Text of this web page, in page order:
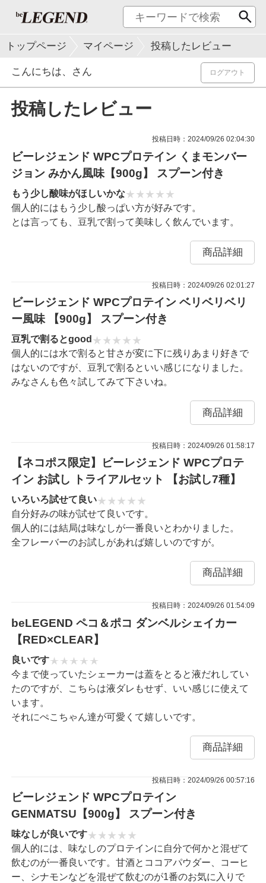
トップページ マイページ 投稿したレビュー
こんにちは、 さん ログアウト
投稿したレビュー
投稿日時：2024/09/26 02:04:30
ビーレジェンド WPCプロテイン くまモンバー
ジョン みかん風味【900g】 スプーン付き
もう少し酸味がほしいかな
個人的にはもう少し酸っぱい方が好みです。
とは言っても、豆乳で割って美味しく飲んでいます。
商品詳細
投稿日時：2024/09/26 02:01:27
ビーレジェンド WPCプロテイン ベリベリベリ
ー風味 【900g】 スプーン付き
豆乳で割るとgood
個人的には水で割ると甘さが変に下に残りあまり好きで
はないのですが、豆乳で割るといい感じになりました。
みなさんも色々試してみて下さいね。
商品詳細
投稿日時：2024/09/26 01:58:17
【ネコポス限定】ビーレジェンド WPCプロテ
イン お試し トライアルセット 【お試し7種】
いろいろ試せて良い
自分好みの味が試せて良いです。
個人的には結局は味なしが一番良いとわかりました。
全フレーバーのお試しがあれば嬉しいのですが。
商品詳細
投稿日時：2024/09/26 01:54:09
beLEGEND ペコ＆ポコ ダンベルシェイカー
【RED×CLEAR】
良いです
今まで使っていたシェーカーは蓋をとると液だれしてい
たのですが、こちらは液ダレもせず、いい感じに使えて
います。
それにぺこちゃん達が可愛くて嬉しいです。
商品詳細
投稿日時：2024/09/26 00:57:16
ビーレジェンド WPCプロテイン
GENMATSU【900g】 スプーン付き
味なしが良いです
個人的には、味なしのプロテインに自分で何かと混ぜて
飲むのが一番良いです。甘酒とココアパウダー、コーヒ
ー、シナモンなどを混ぜて飲むのが1番のお気に入りで